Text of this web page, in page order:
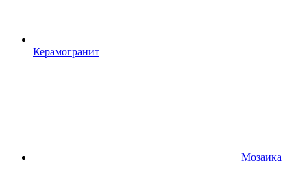
Керамогранит
Мозаика